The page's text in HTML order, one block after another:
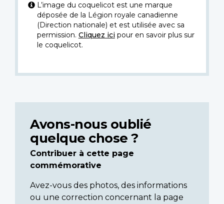
L’image du coquelicot est une marque
déposée de la Légion royale canadienne
(Direction nationale) et est utilisée avec sa
permission. Cliquez icipour en savoir plus sur
le coquelicot.
Avons-nous oublié
quelque chose ?
Contribuer à cette page
commémorative
Avez-vous des photos, des informations
ou une correction concernant la page